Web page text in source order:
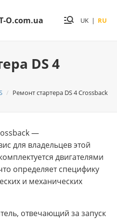
O.com.ua UK | RU
DS 4
Ремонт стартера DS 4 Crossback
—
для владельцев этой
двигателями
определяет специфику
и механических
отвечающий за запуск